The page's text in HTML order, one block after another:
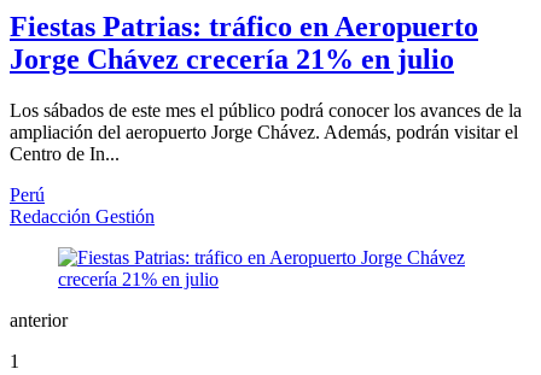
Fiestas Patrias: tráfico en Aeropuerto
Jorge Chávez crecería 21% en julio
Los sábados de este mes el público podrá conocer los avances de la
ampliación del aeropuerto Jorge Chávez. Además, podrán visitar el
Centro de In...
Perú
Redacción Gestión
anterior
1